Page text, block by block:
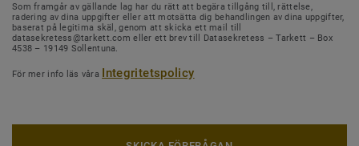
Som framgår av gällande lag har du rätt att begära tillgång till, rättelse,
radering av dina uppgifter eller att motsätta dig behandlingen av dina uppgifter,
baserat på legitima skäl, genom att skicka ett mail till
datasekretess@tarkett.com eller ett brev till Datasekretess – Tarkett – Box
4538 – 19149 Sollentuna.
För mer info läs våra Integritetspolicy